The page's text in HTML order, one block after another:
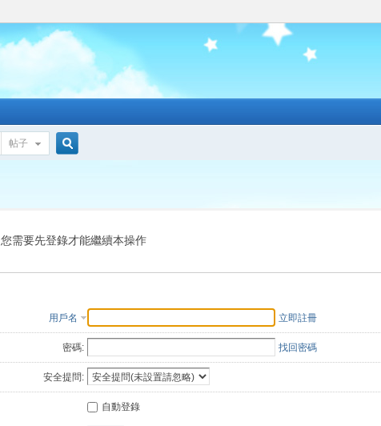
帖子
索
您需要先登錄才能繼續本操作
用戶名 立即註冊
密碼: 找回密碼
安全提問:
自動登錄